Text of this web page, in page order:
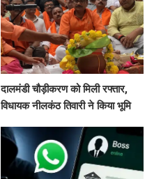
दालमंडी चौड़ीकरण को मिली रफ्तार,
विधायक नीलकंठ तिवारी ने किया भूमि
सड़क